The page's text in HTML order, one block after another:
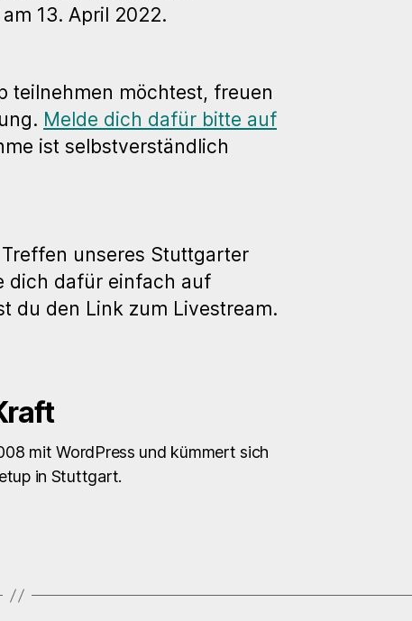
13. April 2022.
teilnehmen möchtest, freuen
Melde dich dafür bitte auf
ist selbstverständlich
unseres Stuttgarter
dich dafür einfach auf
du den Link zum Livestream.
mit WordPress und kümmert sich
in Stuttgart.